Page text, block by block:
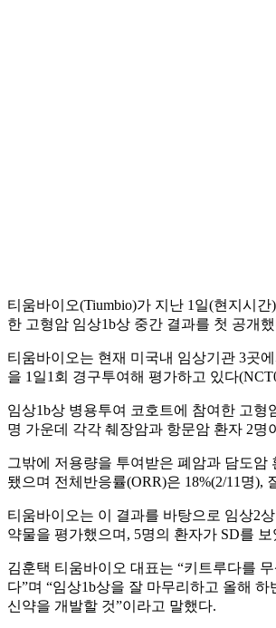
티움바이오(Tiumbio)가 지난 1일(현지시
한 고형암 임상1b상 중간 결과를 첫 공개
티움바이오는 현재 미국내 임상기관 3곳
을 1일1회 경구투여해 평가하고 있다
임상1b상 병용투여 코호트에 참여한 고형
명 가운데 각각 췌장암과 항문암 환자 2명
그밖에 저용량을 투여받은 폐암과 담도암
됐으며 전체반응률(ORR)은 18%(2/11명),
티움바이오는 이 결과를 바탕으로 임상2
약물을 평가했으며, 5명의 환자가 SD를 보
김훈택 티움바이오 대표는 “키트루다를
다”며 “임상1b상을 잘 마무리하고 올해
신약을 개발할 것”이라고 말했다.